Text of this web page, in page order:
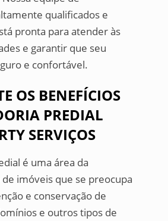
qualificados e
pronta para atender às
e garantir que seu
e confortável.
OS BENEFÍCIOS
PREDIAL
SERVIÇOS
é uma área da
imóveis que se preocupa
e conservação de
e outros tipos de